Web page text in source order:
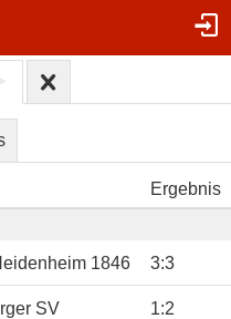
Ergebnis
1846 3:3
SV 1:2